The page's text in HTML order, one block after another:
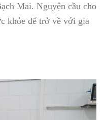
Mai. Nguyện cầu cho
khỏe để trở về với gia